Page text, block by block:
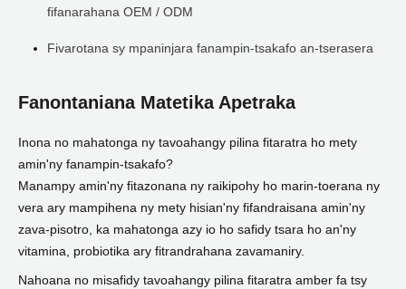
fifanarahana OEM / ODM
Fivarotana sy mpaninjara fanampin-tsakafo an-tserasera
Fanontaniana Matetika Apetraka
Inona no mahatonga ny tavoahangy pilina fitaratra ho mety
amin'ny fanampin-tsakafo?
Manampy amin'ny fitazonana ny raikipohy ho marin-toerana ny
vera ary mampihena ny mety hisian'ny fifandraisana amin'ny
zava-pisotro, ka mahatonga azy io ho safidy tsara ho an'ny
vitamina, probiotika ary fitrandrahana zavamaniry.
Nahoana no misafidy tavoahangy pilina fitaratra amber fa tsy